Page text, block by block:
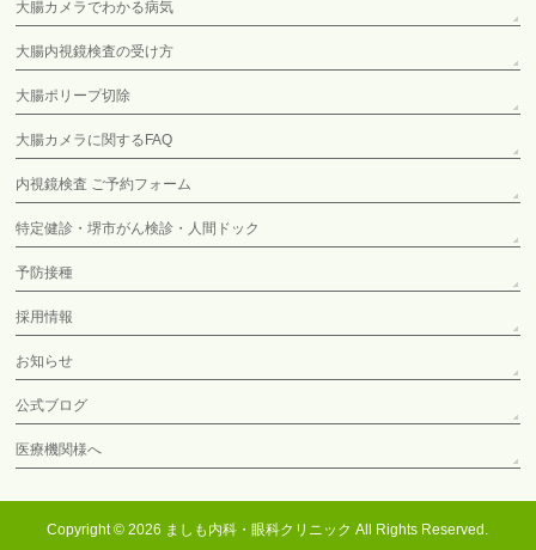
大腸カメラでわかる病気
大腸内視鏡検査の受け方
大腸ポリープ切除
大腸カメラに関するFAQ
内視鏡検査 ご予約フォーム
特定健診・堺市がん検診・人間ドック
予防接種
採用情報
お知らせ
公式ブログ
医療機関様へ
Copyright © 2026 ましも内科・眼科クリニック All Rights Reserved.